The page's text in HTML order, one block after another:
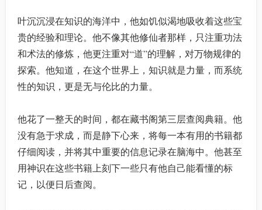
叶沉沉浸在知识的海洋中，他如饥似渴地吸收着这些宝
贵的经验和理论。他不像其他修仙者那样，只注重功法
和术法的修炼，他更注重对“道”的理解，对万物规律的
探索。他知道，在这个世界上，知识就是力量，而系统
性的知识，更是无与伦比的力量。
他花了一整天的时间，都在藏书阁第三层查阅典籍。他
没有急于求成，而是静下心来，将每一本有用的书籍都
仔细阅读，并将其中重要的信息记录在脑海中。他甚至
用神识在这些书籍上刻下一些只有他自己能看懂的标
记，以便日后查阅。